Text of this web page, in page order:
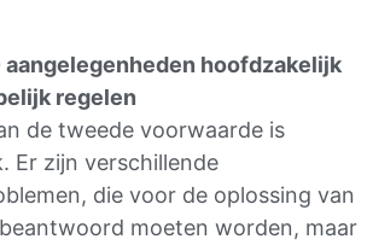
aangelegenheden hoofdzakelijk
regelen
de tweede voorwaarde is
Er zijn verschillende
die voor de oplossing van
moeten worden, maar